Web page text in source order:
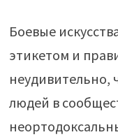
Боевые
этикетом и
людей в